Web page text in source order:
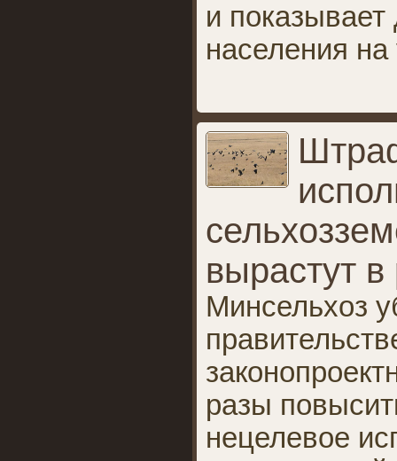
и
населения на
вырастут
Минсельхоз
разы
нецелевое